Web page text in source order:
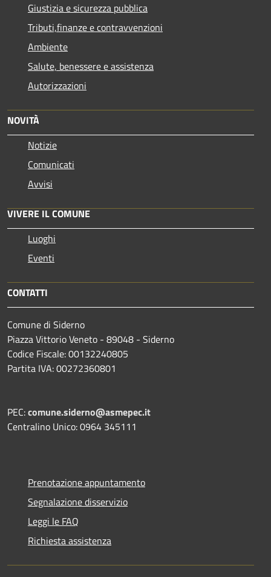
Giustizia e sicurezza pubblica
Tributi,finanze e contravvenzioni
Ambiente
Salute, benessere e assistenza
Autorizzazioni
NOVITÀ
Notizie
Comunicati
Avvisi
VIVERE IL COMUNE
Luoghi
Eventi
CONTATTI
Comune di Siderno
Piazza Vittorio Veneto - 89048 - Siderno
Codice Fiscale: 00132240805
Partita IVA: 00272360801
PEC:comune.siderno@asmepec.it
Centralino Unico: 0964 345111
Prenotazione appuntamento
Segnalazione disservizio
Leggi le FAQ
Richiesta assistenza